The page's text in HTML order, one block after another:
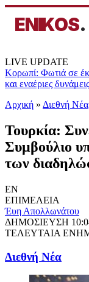
ENIKOS.
LIVE UPDATE
Κορωπί: Φωτιά σε
και εναέριες
Αρχική » Διεθνή Νέα
Τουρκία:
Συμβούλιο
των
EN
ΕΠΙΜΕΛΕΙΑ
Έυη Απολλωνάτου
ΔΗΜΟΣΙΕΥΣΗ
ΤΕΛΕΥΤΑΙΑ
Διεθνή Νέα